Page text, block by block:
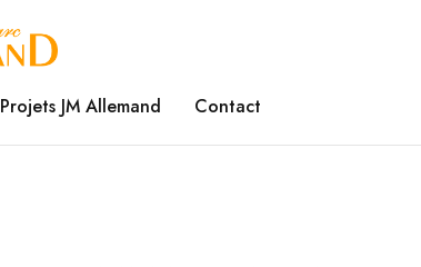
Projets JM Allemand Contact